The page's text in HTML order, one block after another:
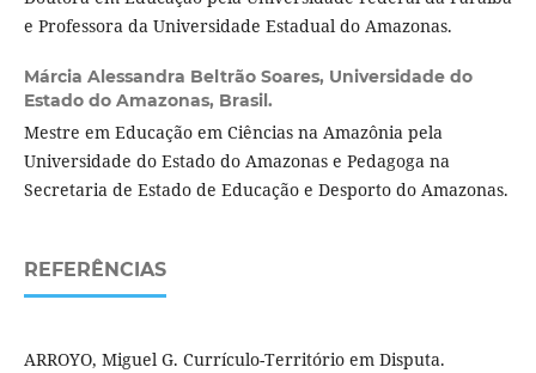
e Professora da Universidade Estadual do Amazonas.
Márcia Alessandra Beltrão Soares, Universidade do
Estado do Amazonas, Brasil.
Mestre em Educação em Ciências na Amazônia pela
Universidade do Estado do Amazonas e Pedagoga na
Secretaria de Estado de Educação e Desporto do Amazonas.
REFERÊNCIAS
ARROYO, Miguel G. Currículo-Território em Disputa.